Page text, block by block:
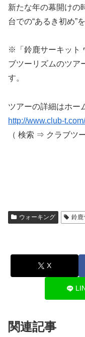
新たな年の幕開けの
台での“あるき初め”
※「鈴鹿サーキット
ブツーリズムのツア
す。
ツアーの詳細はホー
http://www.club-
（ 検索 ⇒ クラブツ
ウォーキング 鈴鹿
X
関連記事